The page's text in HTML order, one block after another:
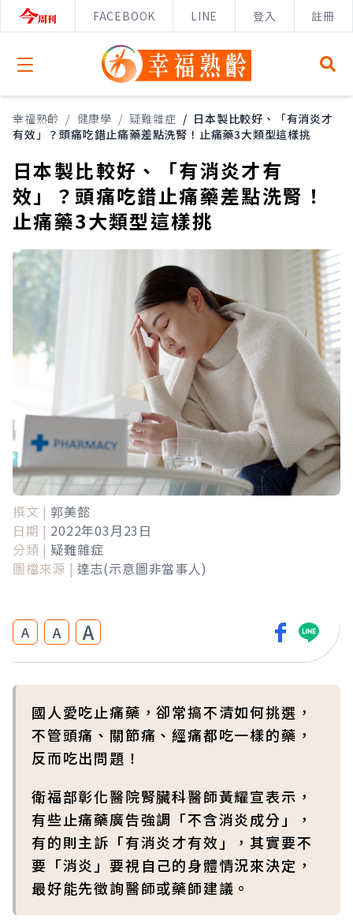
FACEBOOK LINE 登入 註冊
Open menu
幸福熟齡 / 健康學 / 疑難雜症 / 日本製比較好、「有消炎才
有效」？頭痛吃錯止痛藥差點洗腎！止痛藥3大類型這樣挑
日本製比較好、「有消炎才有
效」？頭痛吃錯止痛藥差點洗腎！
止痛藥3大類型這樣挑
撰文 | 郭美懿
日期 | 2022年03月23日
分類 | 疑難雜症
圖檔來源 | 達志(示意圖非當事人)
A A A
國人愛吃止痛藥，卻常搞不清如何挑選，
不管頭痛、關節痛、經痛都吃一樣的藥，
反而吃出問題！
衛福部彰化醫院腎臟科醫師黃耀宣表示，
有些止痛藥廣告強調「不含消炎成分」，
有的則主訴「有消炎才有效」，其實要不
要「消炎」要視自己的身體情況來決定，
最好能先徵詢醫師或藥師建議。